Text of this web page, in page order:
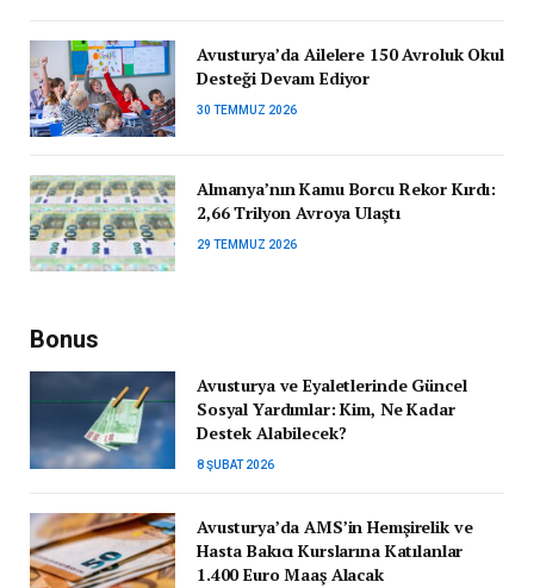
Avusturya’da Ailelere 150 Avroluk Okul
Desteği Devam Ediyor
30 TEMMUZ 2026
Almanya’nın Kamu Borcu Rekor Kırdı:
2,66 Trilyon Avroya Ulaştı
29 TEMMUZ 2026
Bonus
Avusturya ve Eyaletlerinde Güncel
Sosyal Yardımlar: Kim, Ne Kadar
Destek Alabilecek?
8 ŞUBAT 2026
Avusturya’da AMS’in Hemşirelik ve
Hasta Bakıcı Kurslarına Katılanlar
1.400 Euro Maaş Alacak